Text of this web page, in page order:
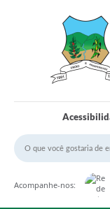
Acompanhe-nos: